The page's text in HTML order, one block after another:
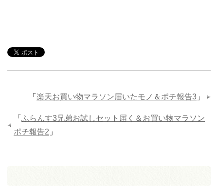
「 楽天お買い物マラソン届いたモノ＆ポチ報告3 」
「 ふらんす3兄弟お試しセット届く＆お買い物マラソン
ポチ報告2 」